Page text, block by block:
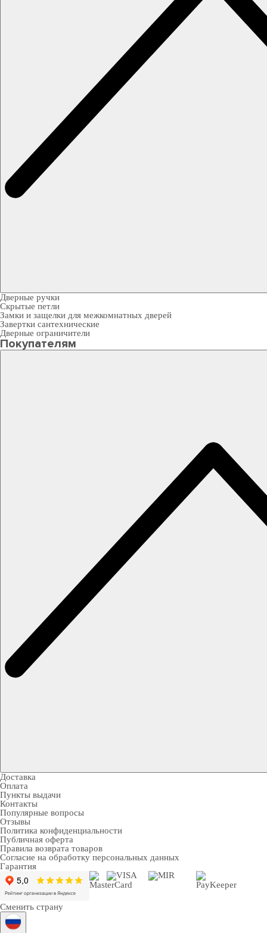
Дверные ручки
Скрытые петли
Замки и защелки для межкомнатных дверей
Завертки сантехнические
Дверные ограничители
Покупателям
Доставка
Оплата
Пункты выдачи
Контакты
Популярные вопросы
Отзывы
Политика конфиденциальности
Публичная оферта
Правила возврата товаров
Согласие на обработку персональных данных
Гарантия
Сменить страну